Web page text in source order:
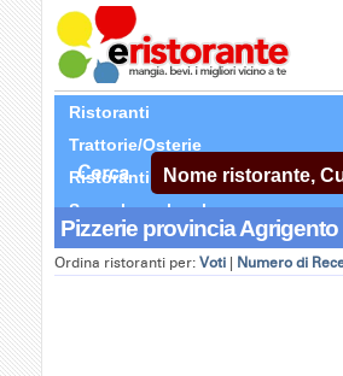
Ristoranti
Trattorie/Osterie
Ristoranti Etnici
Segnala un locale
Cerca
Pizzerie provincia Agrigento
Ordina ristoranti per: Voti Numero di